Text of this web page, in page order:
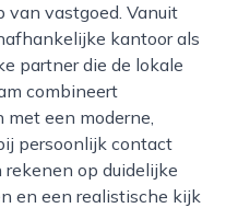
van vastgoed. Vanuit
kantoor als
partner die de lokale
combineert
een moderne,
persoonlijk contact
op duidelijke
en een realistische kijk